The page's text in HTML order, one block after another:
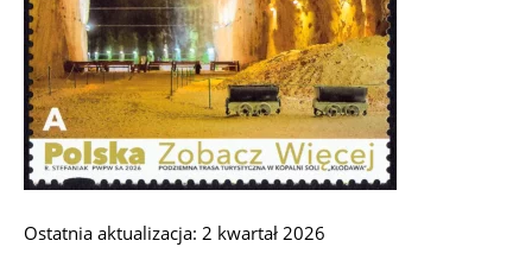
Ostatnia aktualizacja: 2 kwartał 2026